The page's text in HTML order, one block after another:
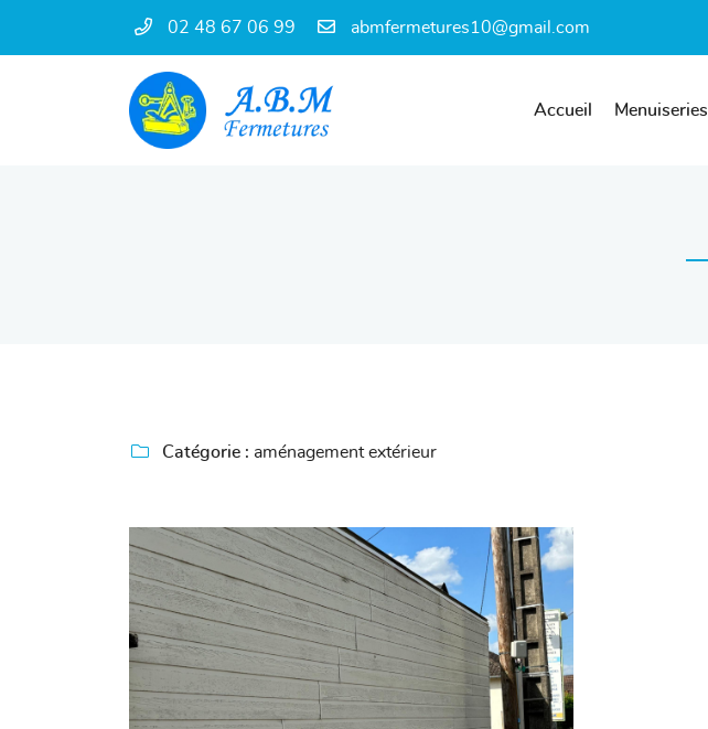
02 48 67 06 99
Accueil Menuiseries
68 rue Diderot
18000 Bourges
02 48 67 06 99
INSCRIPTION
 Catégorie : aménagement extérieur